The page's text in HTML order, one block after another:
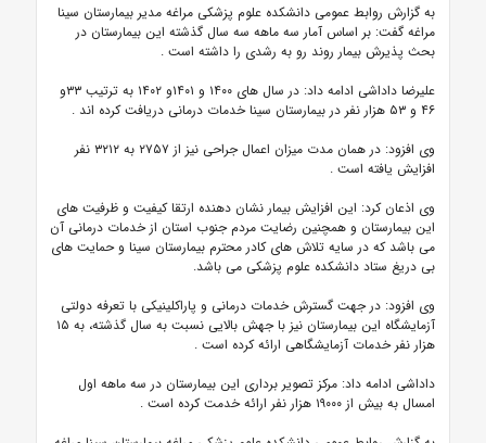
به گزارش روابط عمومی دانشکده علوم پزشکی مراغه مدیر بیمارستان سینا
مراغه گفت: بر اساس آمار سه ماهه سه سال گذشته این بیمارستان در
بحث پذیرش بیمار روند رو به رشدی را داشته است .
علیرضا داداشی ادامه داد: در سال های ۱۴۰۰ و ۱۴۰۱و ۱۴۰۲ به ترتیب ۳۳و
۴۶ و ۵۳ هزار نفر در بیمارستان سینا خدمات درمانی دریافت کرده اند
.
وی افزود: در همان مدت میزان اعمال جراحی نیز از ۲۷۵۷ به ۳۲۱۲ نفر
افزایش یافته است .
وی اذعان کرد: این افزایش بیمار نشان دهنده ارتقا کیفیت و ظرفیت های
این بیمارستان و همچنین رضایت مردم جنوب استان از خدمات درمانی آن
می باشد که در سایه تلاش های کادر محترم بیمارستان سینا و حمایت های
بی دریغ ستاد دانشکده علوم پزشکی می باشد.
وی افزود: در جهت گسترش خدمات درمانی و پاراکلینیکی با تعرفه دولتی
آزمایشگاه این بیمارستان نیز با جهش بالایی نسبت به سال گذشته، به ۱۵
هزار نفر خدمات آزمایشگاهی ارائه کرده است .
داداشی ادامه داد: مرکز تصویر برداری این بیمارستان در سه ماهه اول
امسال به بیش از ۱۹۰۰۰ هزار نفر ارائه خدمت کرده است
.